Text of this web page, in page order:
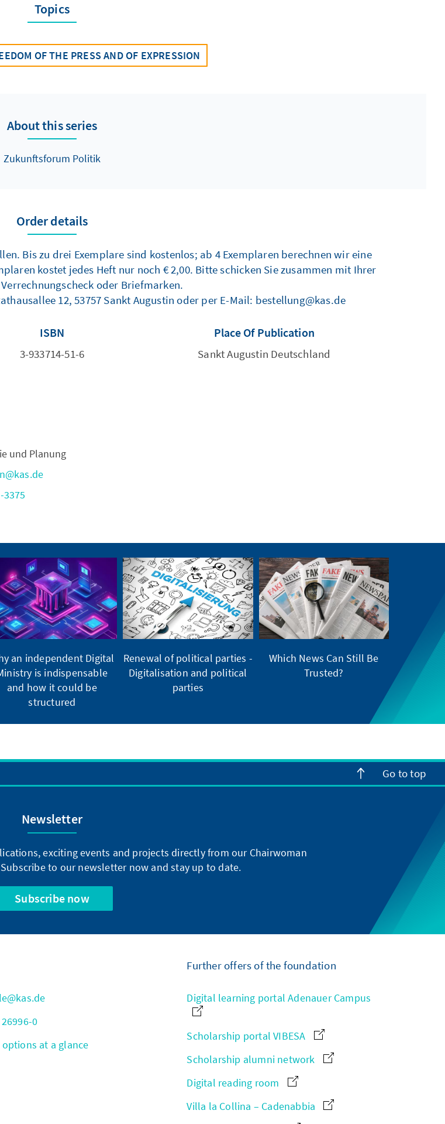
Topics
OF THE PRESS AND OF EXPRESSION
About this series
Zukunftsforum Politik
Order details
Bis zu drei Exemplare sind kostenlos; ab 4 Exemplaren berechnen wir eine
kostet jedes Heft nur noch € 2,00. Bitte schicken Sie zusammen mit Ihrer
oder Briefmarken.
12, 53757 Sankt Augustin oder per E-Mail: bestellung@kas.de
ISBN
3-933714-51-6
Place Of Publication
Sankt Augustin Deutschland
und Planung
3375
an independent Digital
is indispensable
and how it could be
structured
Renewal of political parties -
Digitalisation and political
parties
Which News Can Still Be
Trusted?
Go to top
Newsletter
exciting events and projects directly from our Chairwoman
to our newsletter now and stay up to date.
Subscribe now
0
at a glance
Further offers of the foundation
Digital learning portal Adenauer Campus
Scholarship portal VIBESA
Scholarship alumni network
Digital reading room
Villa la Collina – Cadenabbia